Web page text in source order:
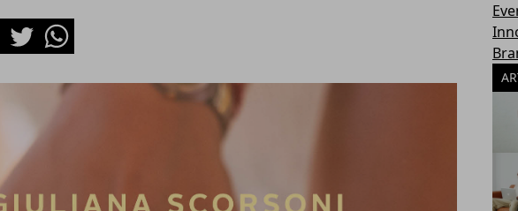
TwitterWhatsapp